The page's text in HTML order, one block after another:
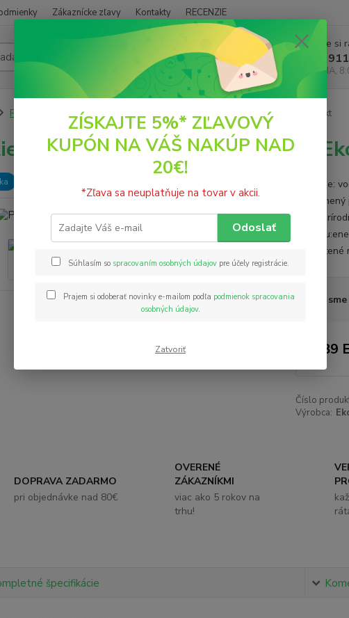
Zákaznícke zľavy Kontakty RECENZIE
Hľadať
Neviete si
+421
(PO - PIA,
POTRAVINY Koreniny Polievkové korenie Von Papá 165ml Ekoprodukt
korenie Von Papá 165ml
Zloženie:
sirup,
Nie
2,89
Číslo
Výrobca:
DOPRAVA ZADARMO
pri objednávke nad 80€
OVERENÉ
ZÁKAZNÍKMI
viac ako 5 rokov na
trhu!
špecifikácie
ZÍSKAJTE 5%* ZĽAVOVÝ
KUPÓN NA VÁŠ NAKÚP NAD
20€!
*Zľava sa neuplatňuje na tovar v akcii.
Odoslať
Súhlasím so spracovaním osobných údajov pre účely registrácie.
Prajem si odoberať novinky e-mailom podľa podmienok spracovania
osobných údajov.
Zatvoriť